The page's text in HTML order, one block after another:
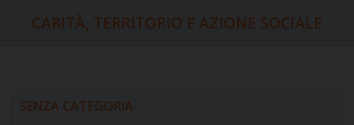
CARITÀ, TERRITORIO E AZIONE SOCIALE
SENZA CATEGORIA